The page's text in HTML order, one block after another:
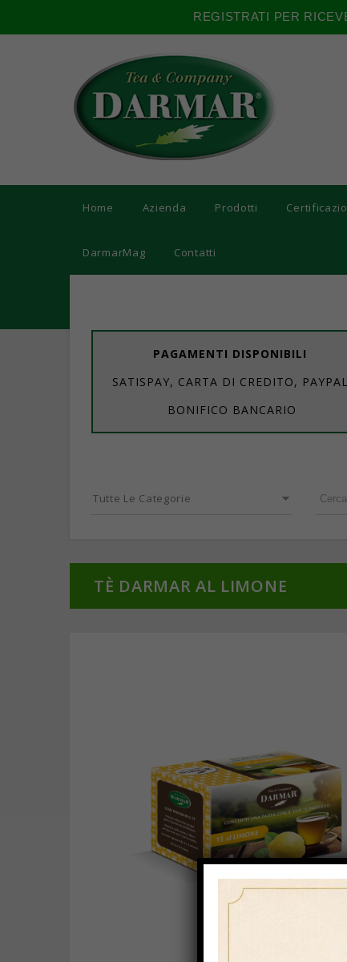
REGISTRATI PER
Home Azienda Prodotti
DarmarMag Contatti
PAGAMENTI DISPONIBILI
SATISPAY, CARTA DI CREDITO,
BONIFICO BANCARIO
Tutte Le Categorie
TÈ DARMAR AL LIMONE